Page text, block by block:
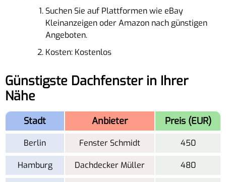
Suchen Sie auf Plattformen wie eBay
Kleinanzeigen oder Amazon nach günstigen
Angeboten.
Kosten: Kostenlos
Günstigste Dachfenster in Ihrer
Nähe
Stadt Anbieter Preis (EUR)
Berlin Fenster Schmidt 450
Hamburg Dachdecker Müller 480